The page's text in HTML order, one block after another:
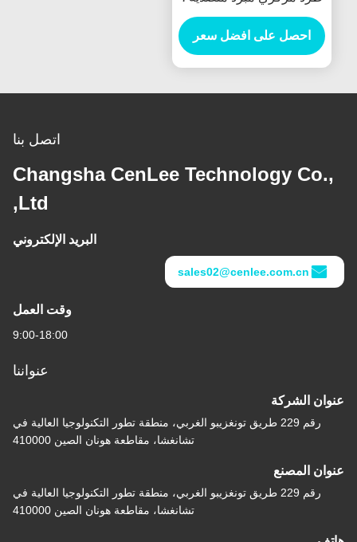
20500r / دقيقة جهاز طرد
مركزي عالي السرعة
احصل على افضل سعر
اتصل بنا
Changsha CenLee Technology
البريد الإلكتروني
sales02@cenlee.com.cn
وقت العمل
9:00-18:00
عنواننا
الشركة
رقم 229 طريق تونغزيبو الغربي، منطقة تطور التكنولوجيا العالية في
تشانغشا، مقاطعة هونان الصين 410000
المصنع
رقم 229 طريق تونغزيبو الغربي، منطقة تطور التكنولوجيا العالية في
تشانغشا، مقاطعة هونان الصين 410000